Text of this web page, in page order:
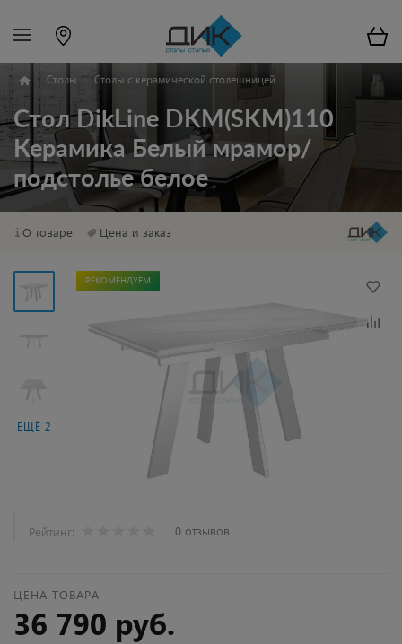
Столы Столы с керамической столешницей
Стол DikLine DKM(SKM)110
Керамика Белый мрамор/
подстолье белое
О товаре Цена и заказ
ЕЩЁ 2
РЕКОМЕНДУЕМ
Рейтинг: 0 отзывов
ЦЕНА ТОВАРА
36 790 руб.